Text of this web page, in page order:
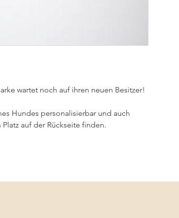
wartet noch auf ihren neuen Besitzer!
Hundes personalisierbar und auch
auf der Rückseite finden.